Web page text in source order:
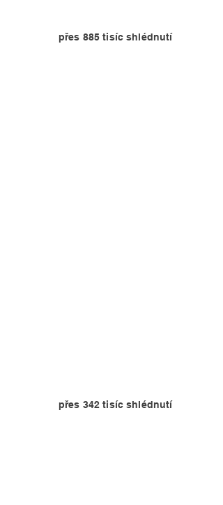
přes 885 tisíc shlédnutí
přes 342 tisíc shlédnutí